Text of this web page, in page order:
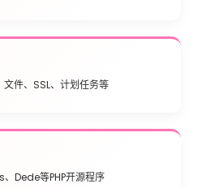
文件、SSL、计划任务等
Dede等PHP开源程序